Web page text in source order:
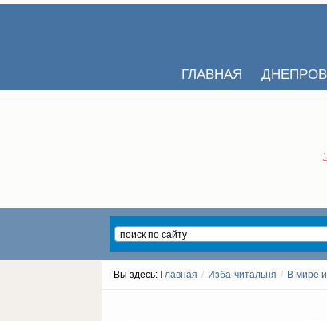
ГЛАВНАЯ
Вы здесь: Главная / Изба-читальня / В мире